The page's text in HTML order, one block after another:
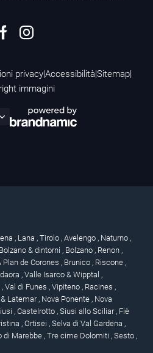
privacy|Accessibilità|Sitemap|
immagini
, Lana , Tirolo , Avelengo , Naturno ,
Bolzano & dintorni , Bolzano , Renon ,
Plan de Corones , Brunico , Riscone ,
, Valle Isarco & Wipptal ,
, Val di Funes , Vipiteno , Racines ,
Latemar, Nova Ponente , Nova
, Castelrotto , Siusi allo Sciliar , Fiè
, Ortisei , Selva di Val Gardena ,
di Marebbe , Tre cime Dolomiti , Sesto ,